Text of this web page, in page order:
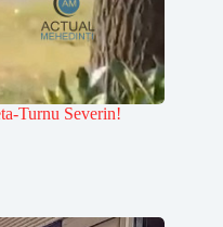
Turnu Severin!